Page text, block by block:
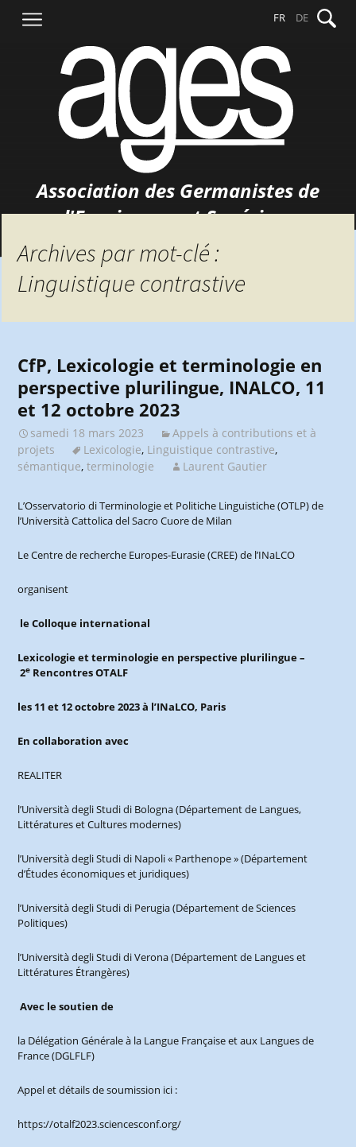
contenu
FR DE
Association des Germanistes de
l'Enseignement Supérieur
Archives par mot-clé :
Linguistique contrastive
CfP, Lexicologie et terminologie en
perspective plurilingue, INALCO, 11
et 12 octobre 2023
samedi 18 mars 2023
Appels à contributions et à
projets
Lexicologie, Linguistique contrastive,
sémantique,terminologie Laurent Gautier
L’Osservatorio di Terminologie et Politiche Linguistiche (OTLP) de
l’Università Cattolica del Sacro Cuore de Milan
Le Centre de recherche Europes-Eurasie (CREE) de l’INaLCO
organisent
le Colloque international
Lexicologie et terminologie en perspective plurilingue –
2e Rencontres OTALF
les 11 et 12 octobre 2023 à l’INaLCO, Paris
En collaboration avec
REALITER
l’Università degli Studi di Bologna (Département de Langues,
Littératures et Cultures modernes)
l’Università degli Studi di Napoli « Parthenope » (Département
d’Études économiques et juridiques)
l’Università degli Studi di Perugia (Département de Sciences
Politiques)
l’Università degli Studi di Verona (Département de Langues et
Littératures Étrangères)
Avec le soutien de
la Délégation Générale à la Langue Française et aux Langues de
France (DGLFLF)
Appel et détails de soumission ici :
https://otalf2023.sciencesconf.org/